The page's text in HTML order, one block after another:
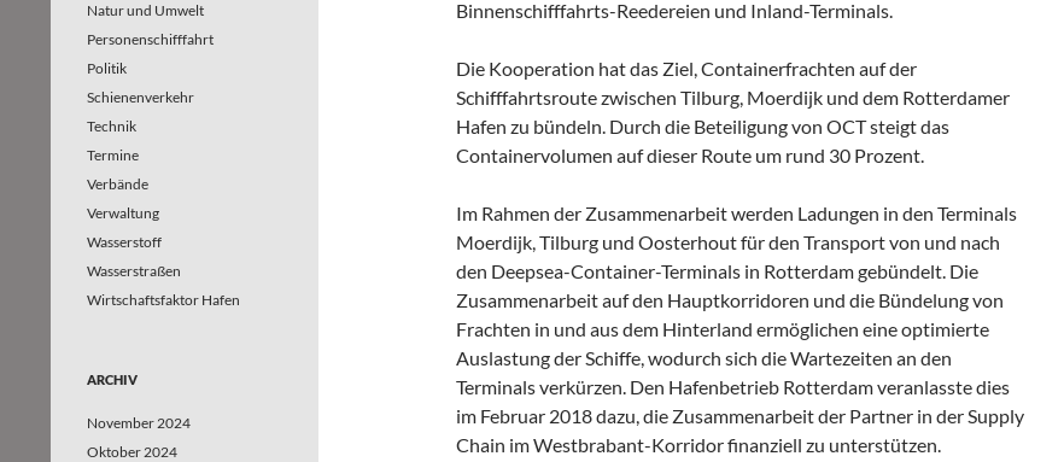
Binnenschifffahrts-Reedereien und Inland-Terminals.
Die Kooperation hat das Ziel, Containerfrachten auf der
Schifffahrtsroute zwischen Tilburg, Moerdijk und dem Rotterdamer
Hafen zu bündeln. Durch die Beteiligung von OCT steigt das
Containervolumen auf dieser Route um rund 30 Prozent.
Im Rahmen der Zusammenarbeit werden Ladungen in den Terminals
Moerdijk, Tilburg und Oosterhout für den Transport von und nach
den Deepsea-Container-Terminals in Rotterdam gebündelt. Die
Zusammenarbeit auf den Hauptkorridoren und die Bündelung von
Frachten in und aus dem Hinterland ermöglichen eine optimierte
Auslastung der Schiffe, wodurch sich die Wartezeiten an den
Terminals verkürzen. Den Hafenbetrieb Rotterdam veranlasste dies
im Februar 2018 dazu, die Zusammenarbeit der Partner in der Supply
Chain im Westbrabant-Korridor finanziell zu unterstützen.
Natur und Umwelt
Personenschifffahrt
Politik
Schienenverkehr
Technik
Termine
Verbände
Verwaltung
Wasserstoff
Wasserstraßen
Wirtschaftsfaktor Hafen
ARCHIV
November 2024
Oktober 2024